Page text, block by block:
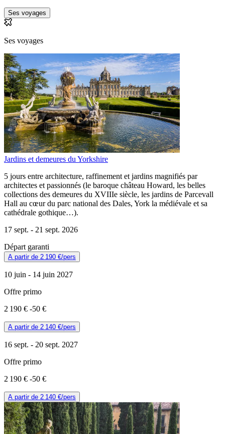
Ses voyages
Ses voyages
Jardins et demeures du Yorkshire
5 jours entre architecture, raffinement et jardins magnifiés par
architectes et passionnés (le baroque château Howard, les belles
collections des demeures du XVIIIe siècle, les jardins de Parcevall
Hall au cœur du parc national des Dales, York la médiévale et sa
cathédrale gothique…).
17 sept. - 21 sept. 2026
Départ garanti
A partir de 2 190 €/pers
10 juin - 14 juin 2027
Offre primo
2 190 € -50 €
A partir de 2 140 €/pers
16 sept. - 20 sept. 2027
Offre primo
2 190 € -50 €
A partir de 2 140 €/pers